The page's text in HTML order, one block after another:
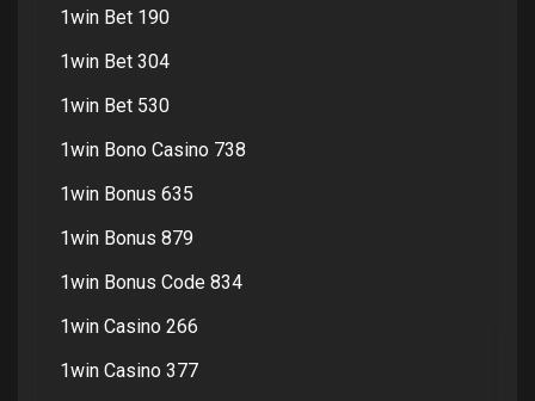
1win Bet 190
1win Bet 304
1win Bet 530
1win Bono Casino 738
1win Bonus 635
1win Bonus 879
1win Bonus Code 834
1win Casino 266
1win Casino 377